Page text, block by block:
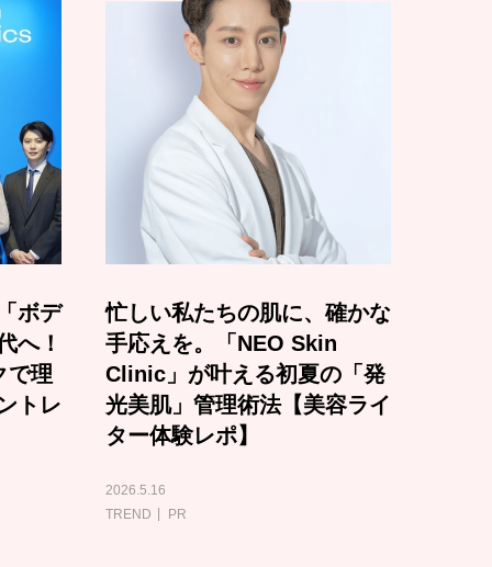
ボデ
へ！
で理
トレ
忙しい私たちの肌に、確かな
手応えを。「NEO Skin
Clinic」が叶える初夏の「発
光美肌」管理術法【美容ライ
ター体験レポ】
2026.5.16
TREND
PR